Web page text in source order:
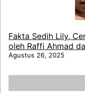
Fakta Sedih Lily,
oleh Raffi Ahmad
Agustus 26, 2025